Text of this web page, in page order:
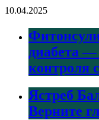
10.04.2025
диабета
контроля
Ястреб
Верните